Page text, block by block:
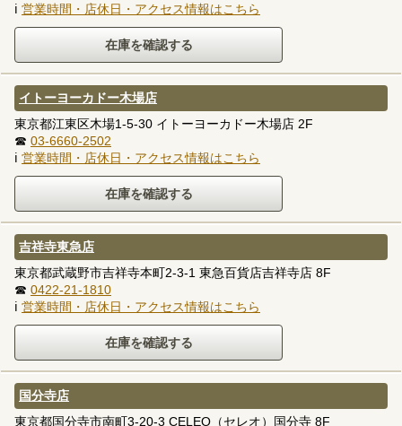
ℹ 営業時間・店休日・アクセス情報はこちら
イトーヨーカドー木場店
東京都江東区木場1-5-30 イトーヨーカドー木場店 2F
☎ 03-6660-2502
ℹ 営業時間・店休日・アクセス情報はこちら
吉祥寺東急店
東京都武蔵野市吉祥寺本町2-3-1 東急百貨店吉祥寺店 8F
☎ 0422-21-1810
ℹ 営業時間・店休日・アクセス情報はこちら
国分寺店
東京都国分寺市南町3-20-3 CELEO（セレオ）国分寺 8F